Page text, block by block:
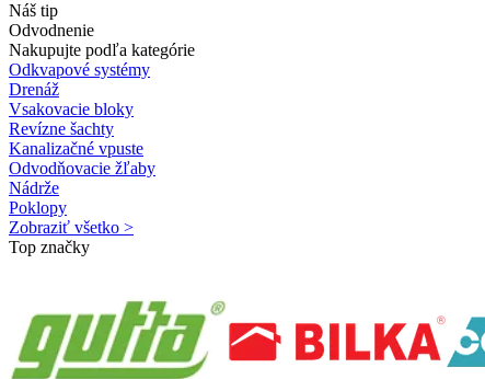
Náš tip
Odvodnenie
Nakupujte podľa kategórie
Odkvapové systémy
Drenáž
Vsakovacie bloky
Revízne šachty
Kanalizačné vpuste
Odvodňovacie žľaby
Nádrže
Poklopy
Zobraziť všetko >
Top značky